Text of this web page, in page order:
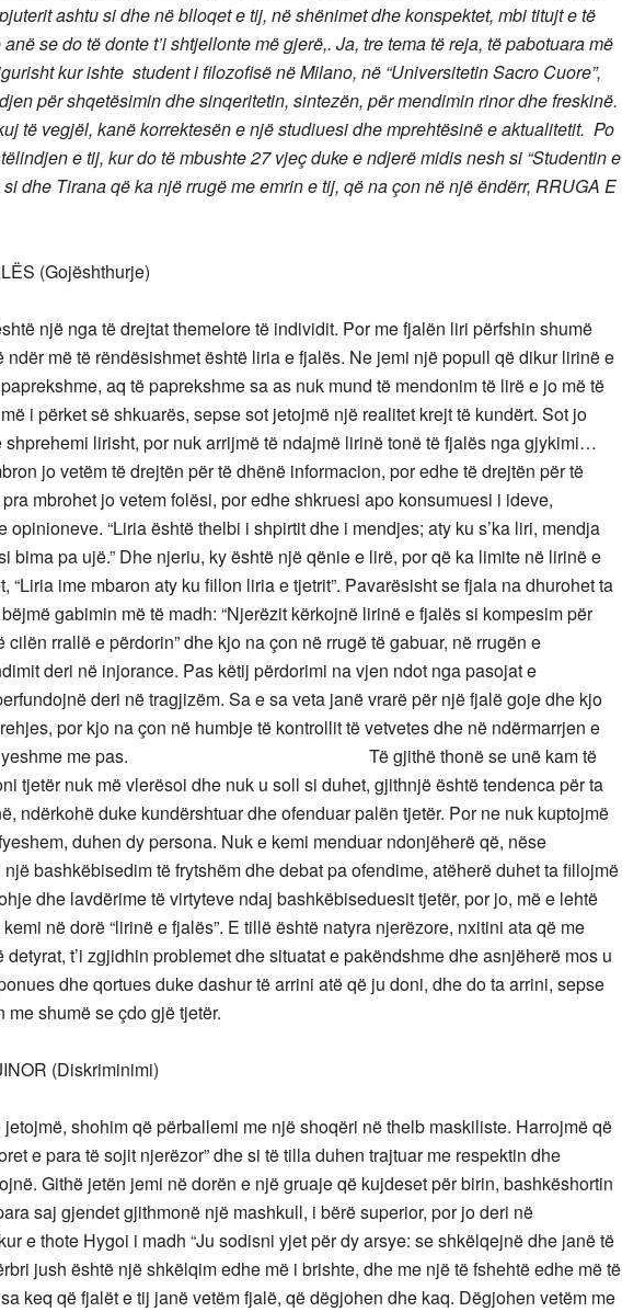
ashtu si dhe në blloqet e tij, në shënimet dhe konspektet, mbi titujt e të
se do të donte t’i shtjellonte më gjerë,. Ja, tre tema të reja, të pabotuara më
kur ishte student i filozofisë në Milano, në “Universitetin Sacro Cuore”,
për shqetësimin dhe sinqeritetin, sintezën, për mendimin rinor dhe freskinë.
të vegjël, kanë korrektesën e një studiuesi dhe mprehtësinë e aktualitetit. Po
e tij, kur do të mbushte 27 vjeç duke e ndjerë midis nesh si “Studentin e
si dhe Tirana që ka një rrugë me emrin e tij, që na çon në një ëndërr, RRUGA E
(Gojështhurje)
një nga të drejtat themelore të individit. Por me fjalën liri përfshin shumë
ndër më të rëndësishmet është liria e fjalës. Ne jemi një popull që dikur lirinë e
aq të paprekshme sa as nuk mund të mendonim të lirë e jo më të
i përket së shkuarës, sepse sot jetojmë një realitet krejt të kundërt. Sot jo
shprehemi lirisht, por nuk arrijmë të ndajmë lirinë tonë të fjalës nga gjykimi…
jo vetëm të drejtën për të dhënë informacion, por edhe të drejtën për të
mbrohet jo vetem folësi, por edhe shkruesi apo konsumuesi i ideve,
opinioneve. “Liria është thelbi i shpirtit dhe i mendjes; aty ku s’ka liri, mendja
bima pa ujë.” Dhe njeriu, ky është një qënie e lirë, por që ka limite në lirinë e
“Liria ime mbaron aty ku fillon liria e tjetrit”. Pavarësisht se fjala na dhurohet ta
gabimin më të madh: “Njerëzit kërkojnë lirinë e fjalës si kompesim për
cilën rrallë e përdorin” dhe kjo na çon në rrugë të gabuar, në rrugën e
deri në injorance. Pas këtij përdorimi na vjen ndot nga pasojat e
deri në tragjizëm. Sa e sa veta janë vrarë për një fjalë goje dhe kjo
por kjo na çon në humbje të kontrollit të vetvetes dhe në ndërmarrjen e
me pas.
Të gjithë thonë se unë kam të
tjetër nuk më vlerësoi dhe nuk u soll si duhet, gjithnjë është tendenca për ta
ndërkohë duke kundërshtuar dhe ofenduar palën tjetër. Por ne nuk kuptojmë
duhen dy persona. Nuk e kemi menduar ndonjëherë që, nëse
bashkëbisedim të frytshëm dhe debat pa ofendime, atëherë duhet ta fillojmë
dhe lavdërime të virtyteve ndaj bashkëbiseduesit tjetër, por jo, më e lehtë
në dorë “lirinë e fjalës”. E tillë është natyra njerëzore, nxitini ata që me
detyrat, t’i zgjidhin problemet dhe situatat e pakëndshme dhe asnjëherë mos u
dhe qortues duke dashur të arrini atë që ju doni, dhe do ta arrini, sepse
me shumë se çdo gjë tjetër.
(Diskriminimi)
shohim që përballemi me një shoqëri në thelb maskiliste. Harrojmë që
e para të sojit njerëzor” dhe si të tilla duhen trajtuar me respektin dhe
Githë jetën jemi në dorën e një gruaje që kujdeset për birin, bashkëshortin
saj gjendet gjithmonë një mashkull, i bërë superior, por jo deri në
e thote Hygoi i madh “Ju sodisni yjet për dy arsye: se shkëlqejnë dhe janë të
jush është një shkëlqim edhe më i brishte, dhe me një të fshehtë edhe më të
keq që fjalët e tij janë vetëm fjalë, që dëgjohen dhe kaq. Dëgjohen vetëm me